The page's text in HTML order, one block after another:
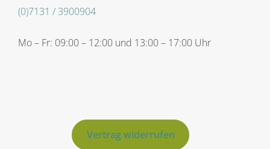
(0)7131 / 3900904
Mo – Fr: 09:00 – 12:00 und 13:00 – 17:00 Uhr
Vertrag widerrufen